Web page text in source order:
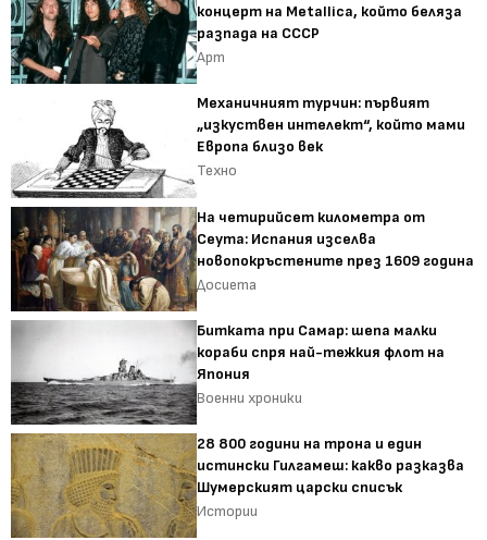
концерт на Metallica, който беляза
разпада на СССР
Арт
Механичният турчин: първият
„изкуствен интелект“, който мами
Европа близо век
Техно
На четирийсет километра от
Сеута: Испания изселва
новопокръстените през 1609 година
Досиета
Битката при Самар: шепа малки
кораби спря най-тежкия флот на
Япония
Военни хроники
28 800 години на трона и един
истински Гилгамеш: какво разказва
Шумерският царски списък
Истории